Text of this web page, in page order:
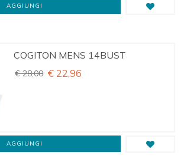
AGGIUNGI
COGITON MENS 14BUST
€ 28,00 € 22,96
AGGIUNGI